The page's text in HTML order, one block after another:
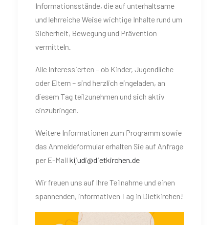
Informationsstände, die auf unterhaltsame
und lehrreiche Weise wichtige Inhalte rund um
Sicherheit, Bewegung und Prävention
vermitteln.
Alle Interessierten – ob Kinder, Jugendliche
oder Eltern – sind herzlich eingeladen, an
diesem Tag teilzunehmen und sich aktiv
einzubringen.
Weitere Informationen zum Programm sowie
das Anmeldeformular erhalten Sie auf Anfrage
per E-Mail kijudi@dietkirchen.de
Wir freuen uns auf Ihre Teilnahme und einen
spannenden, informativen Tag in Dietkirchen!